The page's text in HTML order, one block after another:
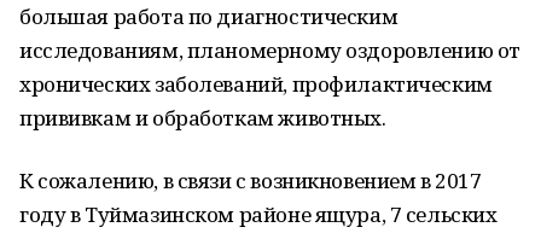
большая работа по диагностическим
исследованиям, планомерному оздоровлению от
хронических заболеваний, профилактическим
прививкам и обработкам животных.
К сожалению, в связи с возникновением в 2017
году в Туймазинском районе ящура, 7 сельских